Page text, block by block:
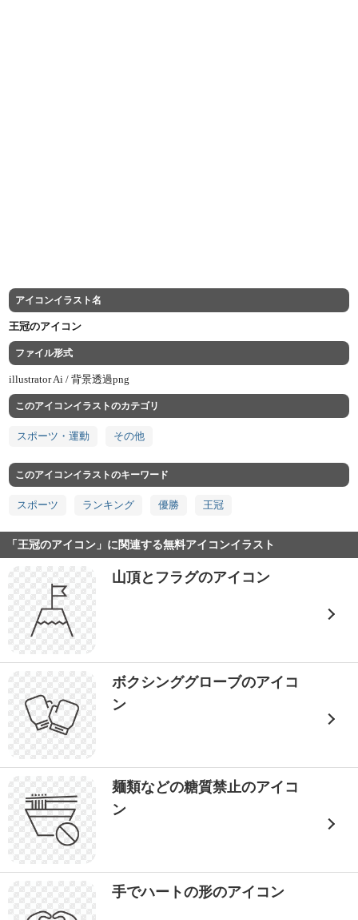
アイコンイラスト名
王冠のアイコン
ファイル形式
illustrator Ai /背景透過png
このアイコンイラストのカテゴリ
スポーツ・運動 その他
このアイコンイラストのキーワード
スポーツ ランキング 優勝 王冠
「王冠のアイコン」に関連する無料アイコンイラスト
山頂とフラグのアイコン
ボクシンググローブのアイコ
ン
麺類などの糖質禁止のアイコ
ン
手でハートの形のアイコン